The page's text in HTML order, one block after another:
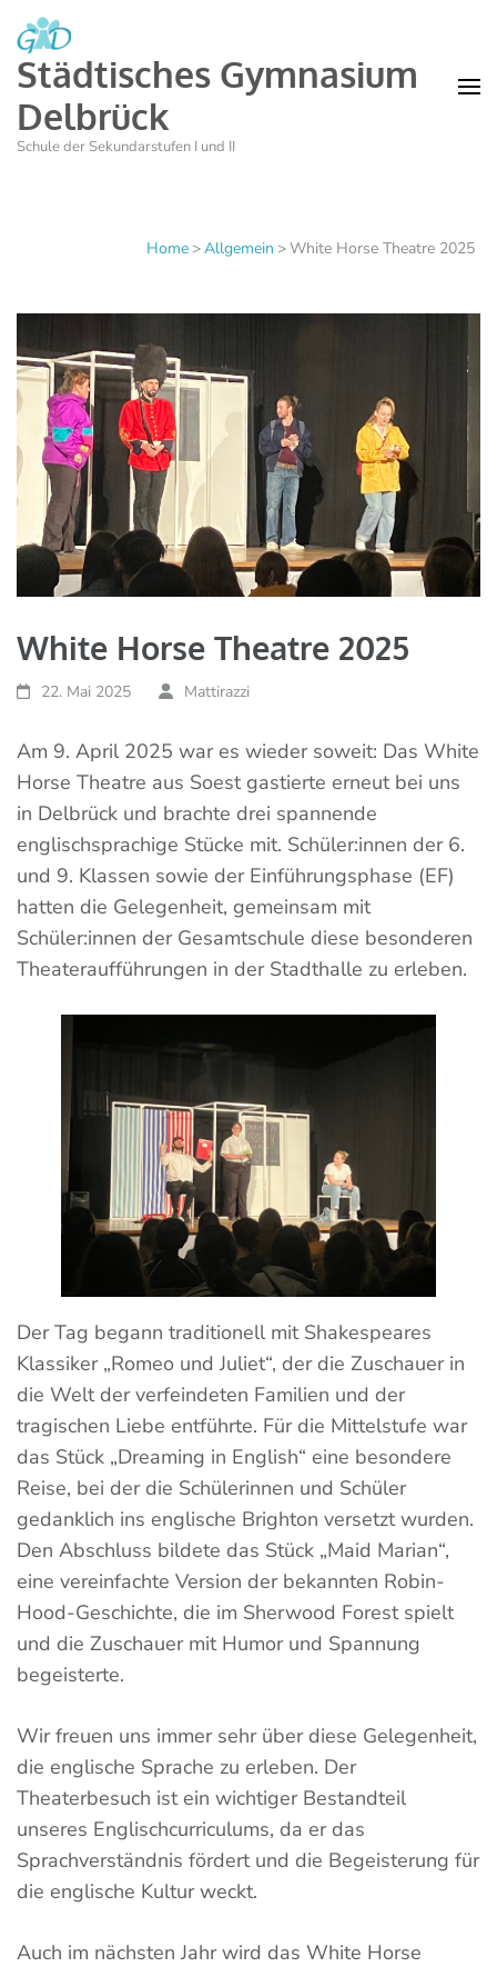
Städtisches Gymnasium
Delbrück
Schule der Sekundarstufen I und II
Home >Allgemein >White Horse Theatre 2025
White Horse Theatre 2025
22. Mai 2025 Mattirazzi
Am 9. April 2025 war es wieder soweit: Das White
Horse Theatre aus Soest gastierte erneut bei uns
in Delbrück und brachte drei spannende
englischsprachige Stücke mit. Schüler:innen der 6.
und 9. Klassen sowie der Einführungsphase (EF)
hatten die Gelegenheit, gemeinsam mit
Schüler:innen der Gesamtschule diese besonderen
Theateraufführungen in der Stadthalle zu erleben.
Der Tag begann traditionell mit Shakespeares
Klassiker „Romeo und Juliet“, der die Zuschauer in
die Welt der verfeindeten Familien und der
tragischen Liebe entführte. Für die Mittelstufe war
das Stück „Dreaming in English“ eine besondere
Reise, bei der die Schülerinnen und Schüler
gedanklich ins englische Brighton versetzt wurden.
Den Abschluss bildete das Stück „Maid Marian“,
eine vereinfachte Version der bekannten Robin-
Hood-Geschichte, die im Sherwood Forest spielt
und die Zuschauer mit Humor und Spannung
begeisterte.
Wir freuen uns immer sehr über diese Gelegenheit,
die englische Sprache zu erleben. Der
Theaterbesuch ist ein wichtiger Bestandteil
unseres Englischcurriculums, da er das
Sprachverständnis fördert und die Begeisterung für
die englische Kultur weckt.
Auch im nächsten Jahr wird das White Horse